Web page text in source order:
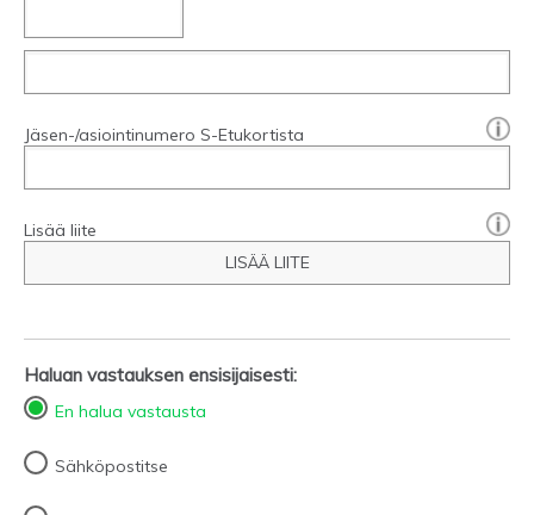
Jäsen-/asiointinumero S-Etukortista
Lisää liite
LISÄÄ LIITE
Haluan vastauksen ensisijaisesti:
En halua vastausta
Sähköpostitse